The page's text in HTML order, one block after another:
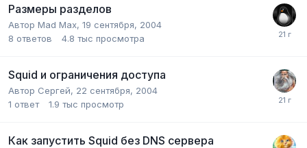
Размеры разделов
Автор Mad Max, 19 сентября, 2004
8 ответов 4.8 тыс просмотра
Squid и ограничения доступа
Автор Сергей, 22 сентября, 2004
1 ответ 1.9 тыс просмотр
Как запустить Squid без DNS сервера